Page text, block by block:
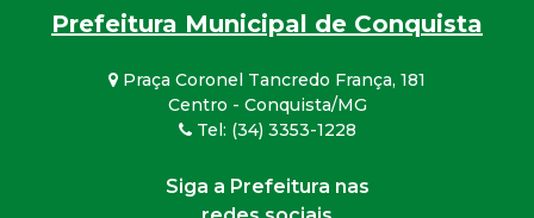
Prefeitura Municipal de Conquista
Praça Coronel Tancredo França, 181
Centro - Conquista/MG
Tel: (34) 3353-1228
Siga a Prefeitura nas